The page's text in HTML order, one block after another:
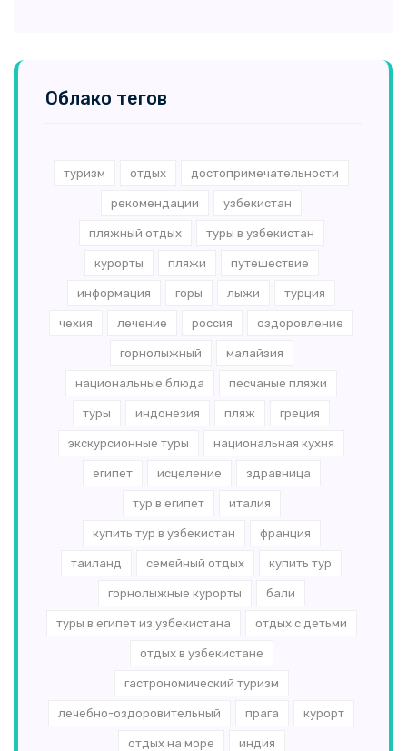
Облако тегов
туризм отдых достопримечательности
рекомендации узбекистан
пляжный отдых туры в узбекистан
курорты пляжи путешествие
информация горы лыжи турция
чехия лечение россия оздоровление
горнолыжный малайзия
национальные блюда песчаные пляжи
туры индонезия пляж греция
экскурсионные туры национальная кухня
египет исцеление здравница
тур в египет италия
купить тур в узбекистан франция
таиланд семейный отдых купить тур
горнолыжные курорты бали
туры в египет из узбекистана отдых с детьми
отдых в узбекистане
гастрономический туризм
лечебно-оздоровительный прага курорт
отдых на море индия